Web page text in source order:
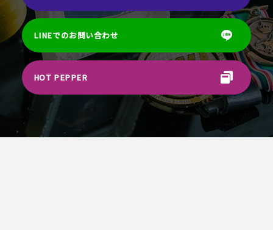
LINEでのお問い合わせ
HOT PEPPER